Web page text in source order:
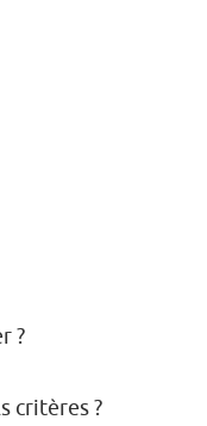
?
critères ?